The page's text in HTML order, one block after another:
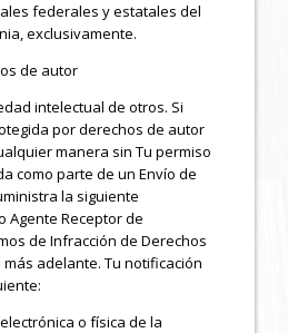
federales y estatales del
exclusivamente.
de autor
intelectual de otros. Si
por derechos de autor
manera sin Tu permiso
como parte de un Envío de
la siguiente
Agente Receptor de
de Infracción de Derechos
adelante. Tu notificación
o física de la